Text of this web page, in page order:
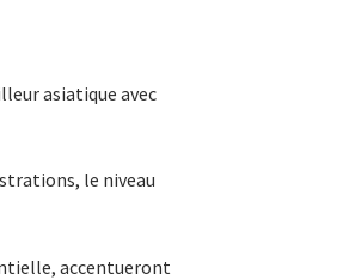
asiatique avec
le niveau
ac­cen­tueront